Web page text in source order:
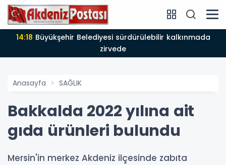
14:18
zirvede
Anasayfa SAĞLIK
Bakkalda 2022 yılına ait
gıda ürünleri bulundu
Mersin'in merkez Akdeniz ilçesinde zabıta